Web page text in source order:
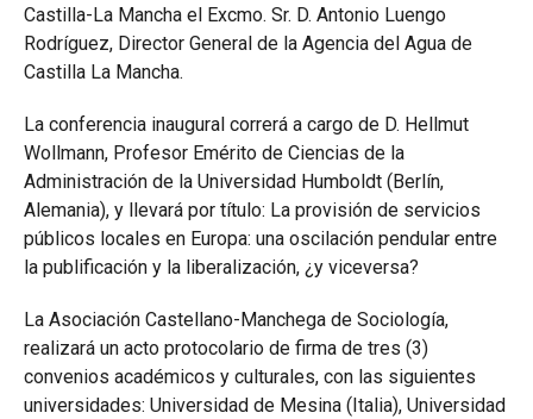
Castilla-La Mancha el Excmo. Sr. D. Antonio Luengo
Rodríguez, Director General de la Agencia del Agua de
Castilla La Mancha.
La conferencia inaugural correrá a cargo de D. Hellmut
Wollmann, Profesor Emérito de Ciencias de la
Administración de la Universidad Humboldt (Berlín,
Alemania), y llevará por título: La provisión de servicios
públicos locales en Europa: una oscilación pendular entre
la publificación y la liberalización, ¿y viceversa?
La Asociación Castellano-Manchega de Sociología,
realizará un acto protocolario de firma de tres (3)
convenios académicos y culturales, con las siguientes
universidades: Universidad de Mesina (Italia), Universidad